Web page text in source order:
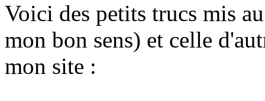
Voici des petits trucs mis
mon bon sens) et celle
mon site :